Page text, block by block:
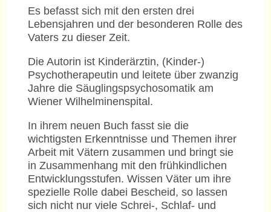
Es befasst sich mit den ersten drei
Lebensjahren und der besonderen Rolle des
Vaters zu dieser Zeit.
Die Autorin ist Kinderärztin, (Kinder-)
Psychotherapeutin und leitete über zwanzig
Jahre die Säuglingspsychosomatik am
Wiener Wilhelminenspital.
In ihrem neuen Buch fasst sie die
wichtigsten Erkenntnisse und Themen ihrer
Arbeit mit Vätern zusammen und bringt sie
in Zusammenhang mit den frühkindlichen
Entwicklungsstufen. Wissen Väter um ihre
spezielle Rolle dabei Bescheid, so lassen
sich nicht nur viele Schrei-, Schlaf- und